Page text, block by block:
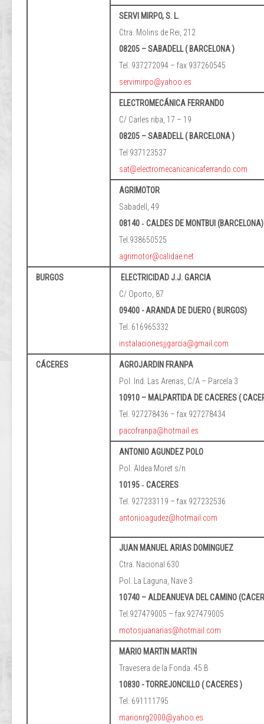
SERVI MIRPO, S. L.
Ctra. Molins de Rei, 212
08205 – SABADELL ( BARCELONA )
Tel. 937272094 – fax 937260545
servimirpo@yahoo.es
ELECTROMECÁNICA FERRANDO
C/ Carles riba, 17 – 19
08205 – SABADELL ( BARCELONA )
Tel 937123537
sat@electromecanicanicaferrando.com
AGRIMOTOR
Sabadell, 49
08140 ‐ CALDES DE MONTBUI (BARCELONA)
Tel.938650525
agrimotor@calidae.net
BURGOS
ELECTRICIDAD J.J. GARCIA
C/ Oporto, 87
09400 - ARANDA DE DUERO ( BURGOS)
Tel. 616965332
instalacionesjjgarcia@gmail.com
CÁCERES
AGROJARDIN FRANPA
Pol. Ind. Las Arenas, C/A – Parcela 3
10910 – MALPARTIDA DE CACERES (
Tel. 927278436 – fax 927278434
pacofranpa@hotmail.es
ANTONIO AGUNDEZ POLO
Pol. Aldea Moret s/n
10195 ‐ CACERES
Tel. 927233119 – fax 927232536
antonioagudez@hotmail.com
JUAN MANUEL ARIAS DOMINGUEZ
Ctra. Nacional 630
Pol. La Laguna, Nave 3
10740 – ALDEANUEVA DEL CAMINO
Tel.927479005 – fax 927479005
motosjuanarias@hotmail.com
MARIO MARTIN MARTIN
Travesera de la Fonda. 45 B
10830 - TORREJONCILLO ( CACERES )
Tel. 691111795
marionrg2000@yahoo.es